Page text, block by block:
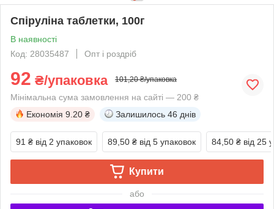
Спіруліна таблетки, 100г
В наявності
Код: 28035487
Опт і роздріб
92 ₴/упаковка 101,20 ₴/упаковка
Мінімальна сума замовлення на сайті — 200 ₴
Економія 9.20 ₴ Залишилось 46 днів
91 ₴ від 2 упаковок 89,50 ₴ від 5 упаковок 84,50 ₴ від 25
Купити
або